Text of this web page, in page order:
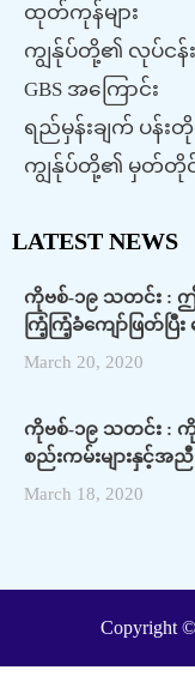
ထုတ်ကုန်များ
ကျွန်ုပ်တို့၏ လုပ်ငန်းမ
GBS အကြောင်း
ရည်မှန်းချက် ပန်းတို
ကျွန်ုပ်တို့၏ မှတ်တိုင်မ
LATEST NEWS
ကိုဗစ်-၁၉ သတင်း :
ကြံ့ကြံ့ခံကျော်ဖြတ်
March 20, 2020
ကိုဗစ်-၁၉ သတင်း : ကို
စည်းကမ်းများနှ
March 18, 2020
Copyright